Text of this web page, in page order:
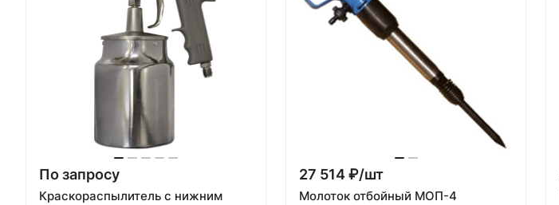
По запросу
Краскораспылитель с нижним
27 514 ₽/шт
Молоток отбойный МОП-4